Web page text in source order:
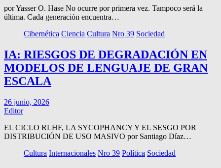
por Yasser O. Hase No ocurre por primera vez. Tampoco será la
última. Cada generación encuentra…
Cibernética Ciencia Cultura Nro 39 Sociedad
IA: RIESGOS DE DEGRADACIÓN EN
MODELOS DE LENGUAJE DE GRAN
ESCALA
26 junio, 2026
Editor
EL CICLO RLHF, LA SYCOPHANCY Y EL SESGO POR
DISTRIBUCIÓN DE USO MASIVO por Santiago Díaz…
Cultura Internacionales Nro 39 Política Sociedad